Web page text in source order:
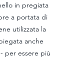
in pregiata
a portata di
utilizzata la
anche
per essere più